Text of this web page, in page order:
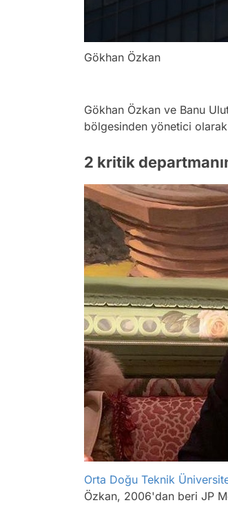
Gökhan Özkan
Gökhan Özkan ve Banu
bölgesinden yönetici
2 kritik
Orta Doğu Teknik
Özkan, 2006'dan beri JP